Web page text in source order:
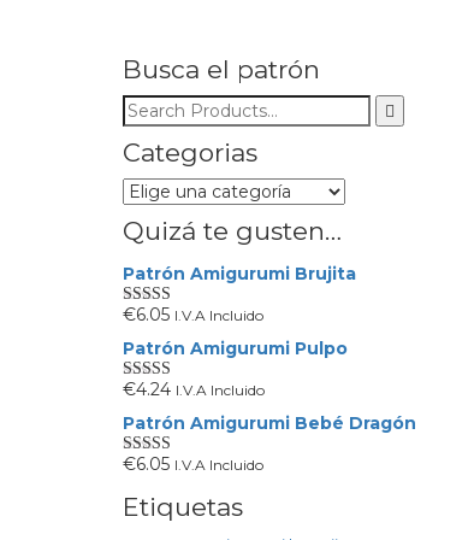
Busca el patrón
Categorias
Quizá te gusten…
Patrón Amigurumi Brujita
Valorado en
€6.05 I.V.A Incluido
Patrón Amigurumi Pulpo
Valorado en
€4.24 I.V.A Incluido
Patrón Amigurumi Bebé Dragón
Valorado en
€6.05 I.V.A Incluido
Etiquetas